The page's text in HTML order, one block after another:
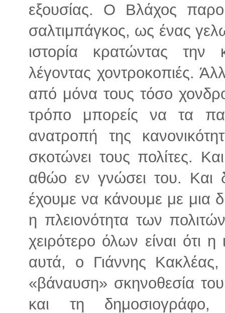
εξουσίας. Ο Βλάχος
σαλτιμπάγκος, ως ένας
ιστορία κρατώντας την
λέγοντας χοντροκοπιές.
από μόνα τους τόσο
τρόπο μπορείς να τα
ανατροπή της
σκοτώνει τους πολίτες.
αθώο εν γνώσει του. Και
έχουμε να κάνουμε με μια
η πλειονότητα των
χειρότερο όλων είναι ότι
αυτά, ο Γιάννης
«βάναυση» σκηνοθεσία
και τη δημοσιογράφο,